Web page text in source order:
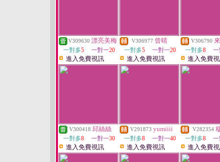
V309630 漂亮美梅
一對多5 一對一20
進入免費視訊
V306977 曾晴
一對多5 一對一20
進入免費視訊
V306790
一對多8
進入免費
V300418 邱絲絲
一對多8 一對一30
進入免費視訊
V291873 yumiiii
一對多8 一對一40
進入免費視訊
V282354
一對多8
進入免費